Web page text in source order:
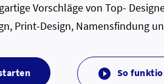
Vorschläge von Top-
Print-Design, Namensfindung
 So